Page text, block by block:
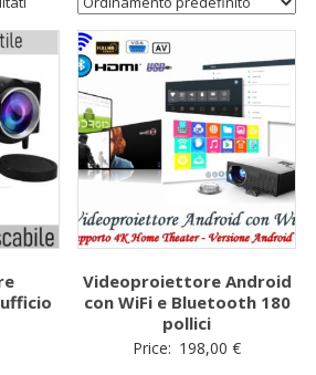
Videoproiettore Android
con WiFi e Bluetooth 180
pollici
Price: 198,00€